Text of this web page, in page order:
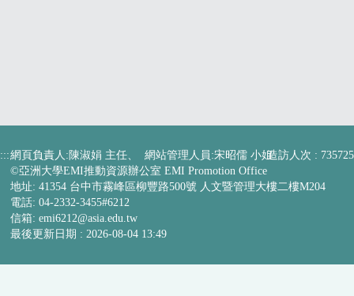
:::網頁負責人:陳淑娟 主任、 網站管理人員:宋昭儒 小姐
©亞洲大學EMI推動資源辦公室 EMI Promotion Office
地址: 41354 台中市霧峰區柳豐路500號 人文暨管理大樓二樓M204
電話: 04-2332-3455#6212
信箱:emi6212@asia.edu.tw
造訪人次 : 735725
最後更新日期 : 2026-08-04 13:49